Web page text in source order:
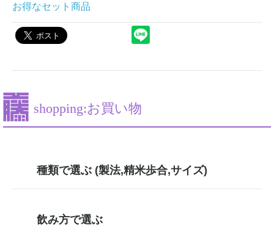
お得なセット商品
shopping:お買い物
種類で選ぶ (製法,精米歩合,サイズ)
飲み方で選ぶ